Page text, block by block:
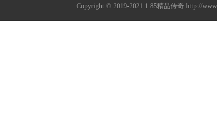
Copyright © 2019-2021 1.85精品传奇 http://